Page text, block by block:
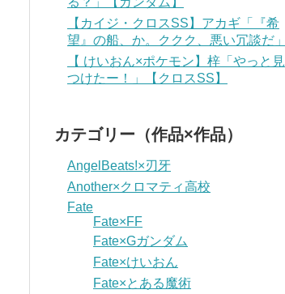
【カイジ・クロスSS】アカギ「『希
望』の船、か。ククク、悪い冗談だ」
【 けいおん×ポケモン】梓「やっと見
つけたー！」【クロスSS】
カテゴリー（作品×作品）
AngelBeats!×刃牙
Another×クロマティ高校
Fate
Fate×FF
Fate×Gガンダム
Fate×けいおん
Fate×とある魔術